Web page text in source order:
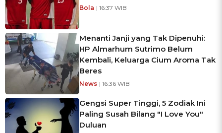
Bola | 16:37 WIB
Menanti Janji yang Tak Dipenuhi:
HP Almarhum Sutrimo Belum
Kembali, Keluarga Cium Aroma Tak
Beres
News | 16:36 WIB
Gengsi Super Tinggi, 5 Zodiak Ini
Paling Susah Bilang "I Love You"
Duluan